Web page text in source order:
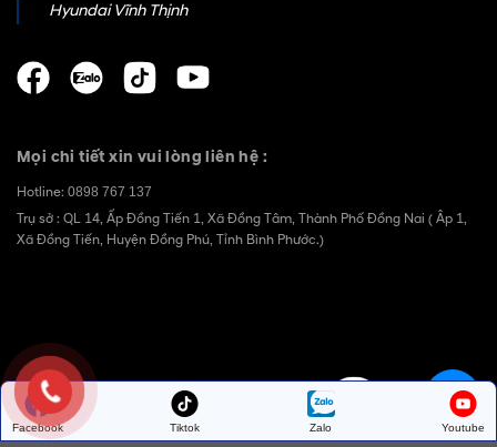
Hyundai Vĩnh Thịnh
Mọi chi tiết xin vui lòng liên hệ :
Hotline: 0898 767 137
Trụ sở : QL 14, Ấp Đồng Tiến 1, Xã Đồng Tâm, Thành Phố Đồng Nai ( Âp 1,
Xã Đồng Tiến, Huyện Đồng Phú, Tỉnh Bình Phước.)
Facebook Tiktok Zalo Youtube